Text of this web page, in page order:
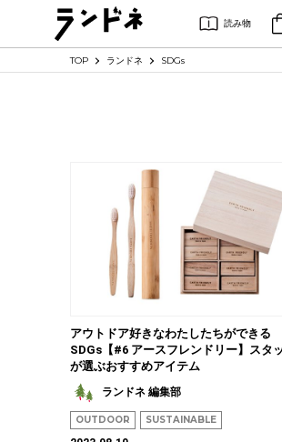
読み物
TOP ランドネ SDGs
アウトドア好きなわたしたちができる
SDGs【#6 アースフレンドリー】スタ
が選ぶおすすめアイテム
ランドネ 編集部
OUTDOOR SUSTAINABLE